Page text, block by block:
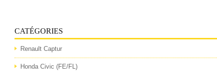
CATÉGORIES
Renault Captur
Honda Civic (FE/FL)